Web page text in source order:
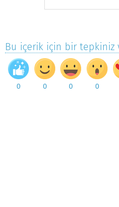
Bu içerik için bir tepkiniz
0 0 0 0